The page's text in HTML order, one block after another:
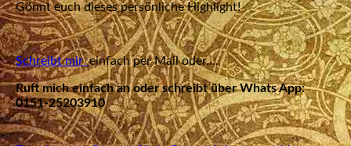
Gönnt euch dieses persönliche Highlight!
Schreibt mireinfach per Mail oder....
Ruft mich einfach an oder schreibt über Whats App:
0151-25203910